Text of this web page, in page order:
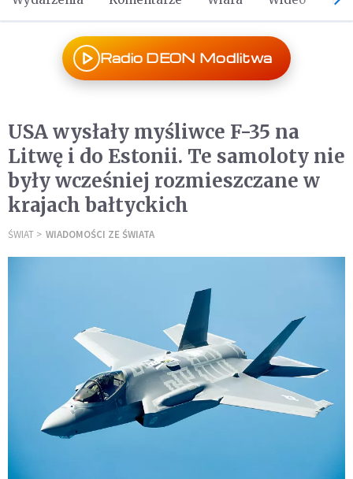
Radio DEON Modlitwa
USA wysłały myśliwce F-35 na
Litwę i do Estonii. Te samoloty nie
były wcześniej rozmieszczane w
krajach bałtyckich
ŚWIAT WIADOMOŚCI ZE ŚWIATA